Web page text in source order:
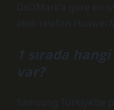
DxOMark’a göre en
akıllı telefon Huawei
1 sırada
var?
Samsung Türkiye’de